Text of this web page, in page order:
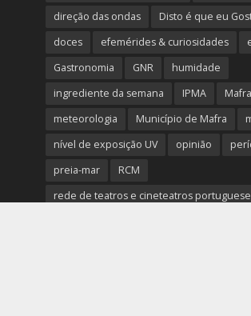
direção das ondas
Disto é que eu
doces
efemérides & curiosidades
Gastronomia
GNR
humidade
ingrediente da semana
IPMA
Mafra
meteorologia
Município de Mafra
nível de exposição UV
opinião
preia-mar
RCM
rede de teatros e cineteatros